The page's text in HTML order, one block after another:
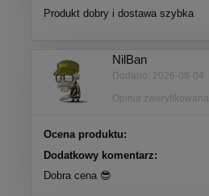
Produkt dobry i dostawa szybka
NilBan
Dodano: 2026-08-04
Opinia zweryfikowana
Ocena produktu:
Dodatkowy komentarz:
Dobra cena 😎